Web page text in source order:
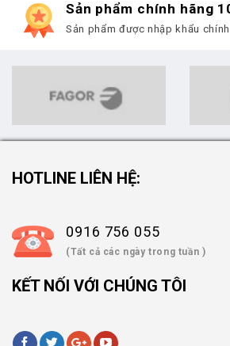
Sản phẩm chính hãng
Sản phẩm được nhập khẩu
HOTLINE LIÊN HỆ:
0916 756 055
(Tất cả các ngày trong tuần )
KẾT NỐI VỚI CHÚNG TÔI